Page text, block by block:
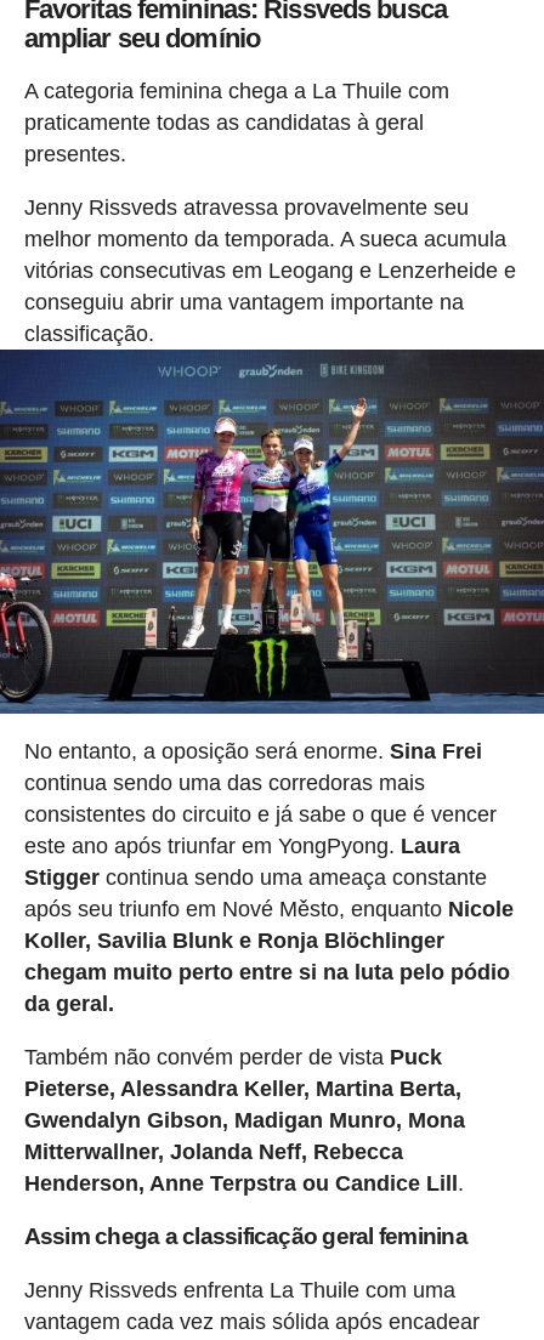
Favoritas femininas: Rissveds busca
ampliar seu domínio
A categoria feminina chega a La Thuile com
praticamente todas as candidatas à geral
presentes.
Jenny Rissveds atravessa provavelmente seu
melhor momento da temporada. A sueca acumula
vitórias consecutivas em Leogang e Lenzerheide e
conseguiu abrir uma vantagem importante na
classificação.
No entanto, a oposição será enorme. Sina Frei
continua sendo uma das corredoras mais
consistentes do circuito e já sabe o que é vencer
este ano após triunfar em YongPyong. Laura
Stiggercontinua sendo uma ameaça constante
após seu triunfo em Nové Město, enquantoNicole
Koller, Savilia Blunk e Ronja Blöchlinger
chegam muito perto entre si na luta pelo pódio
da geral.
Também não convém perder de vista Puck
Pieterse, Alessandra Keller, Martina Berta,
Gwendalyn Gibson, Madigan Munro, Mona
Mitterwallner, Jolanda Neff, Rebecca
Henderson, Anne Terpstra ou Candice Lill .
Assim chega a classificação geral feminina
Jenny Rissveds enfrenta La Thuile com uma
vantagem cada vez mais sólida após encadear